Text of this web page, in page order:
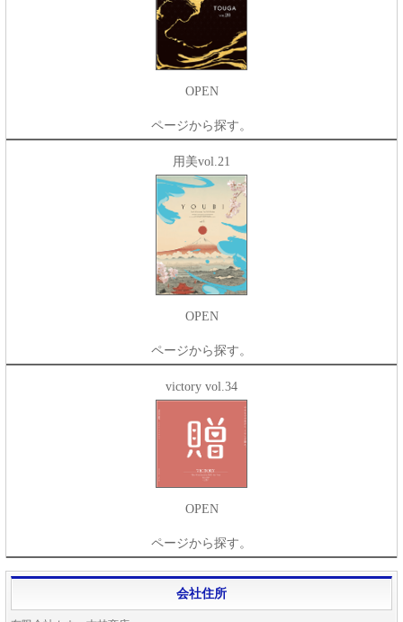
OPEN
ページから探す。
用美vol.21
OPEN
ページから探す。
victory vol.34
OPEN
ページから探す。
会社住所